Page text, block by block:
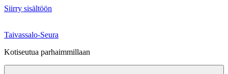
Siirry sisältöön
Taivassalo-Seura
Kotiseutua parhaimmillaan